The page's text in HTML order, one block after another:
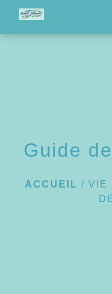
Guide
ACCUEIL / VIE